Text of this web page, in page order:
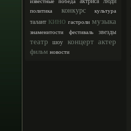
политика конкурс культура
талант кино гастроли музыка
знаменитости фестиваль звезды
театр шоу концерт актер
фильм новости